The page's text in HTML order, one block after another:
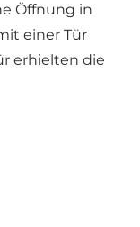
Öffnung in
einer Tür
erhielten die